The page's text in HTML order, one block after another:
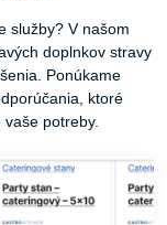
služby? V našom
doplnkov stravy
Ponúkame
ktoré
potreby.